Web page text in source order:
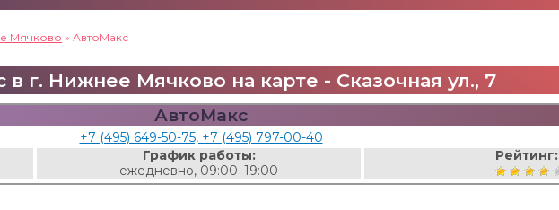
Мячково » АвтоМакс
в г. Нижнее Мячково на карте - Сказочная ул., 7
АвтоМакс
+7 (495) 649-50-75, +7 (495) 797-00-40
График работы:
ежедневно, 09:00–19:00
Рейтинг: